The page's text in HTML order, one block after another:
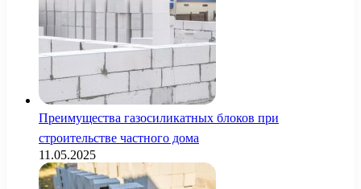
Преимущества газосиликатных блоков при
строительстве частного дома
11.05.2025